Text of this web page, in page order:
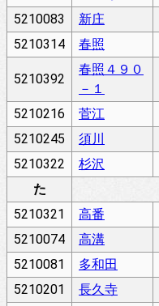
5210083
新庄
5210314
春照
5210392
春照４９０
－１
5210216 菅江
5210245
須川
5210322
杉沢
た
5210321
高番
5210074
高溝
5210081
多和田
5210201
長久寺